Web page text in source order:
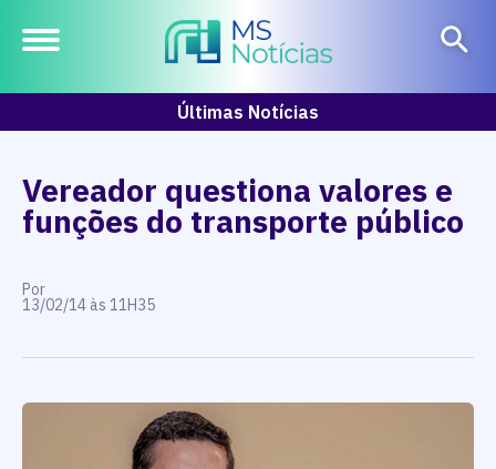
Últimas Notícias
Vereador questiona valores e
funções do transporte público
Por
13/02/14 às 11H35